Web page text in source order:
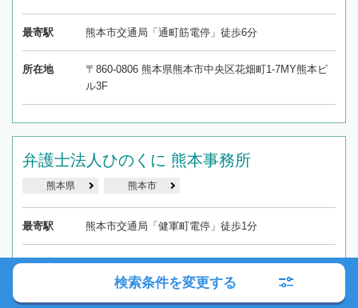
最寄駅 熊本市交通局「通町筋電停」徒歩6分
所在地
〒860-0806 熊本県熊本市中央区花畑町1-7MY熊本ビ
ル3F
弁護士法人ひのくに 熊本事務所
熊本県 熊本市
最寄駅 熊本市交通局「健軍町電停」徒歩1分
所在地
〒862-0911 熊本県熊本市東区健軍3丁目50-19 菊乃井
ビル3階検索条件を変更する